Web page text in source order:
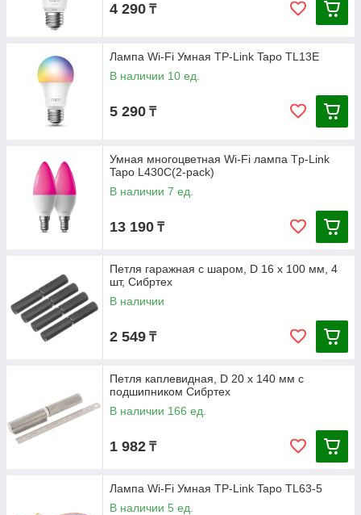
4 290 ₸
Лампа Wi-Fi Умная TP-Link Tapo TL13E
В наличии 10 ед.
5 290 ₸
Умная многоцветная Wi‑Fi лампа Tp-Link
Tapo L430C(2-pack)
В наличии 7 ед.
13 190 ₸
Петля гаражная с шаром, D 16 x 100 мм, 4
шт, Сибртех
В наличии
2 549 ₸
Петля каплевидная, D 20 x 140 мм с
подшипником Сибртех
В наличии 166 ед.
1 982 ₸
Лампа Wi-Fi Умная TP-Link Tapo TL63-5
В наличии 5 ед.